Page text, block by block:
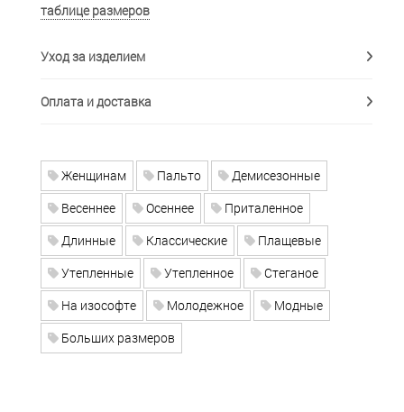
таблице размеров
Уход за изделием
Оплата и доставка
Женщинам Пальто
Демисезонные
Весеннее
Осеннее
Приталенное
Длинные
Классические
Плащевые
Утепленные
Утепленное
Стеганое
На изософте
Молодежное
Модные
Больших размеров